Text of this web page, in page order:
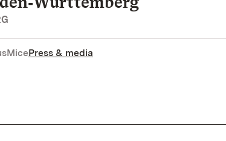
MicePress & media